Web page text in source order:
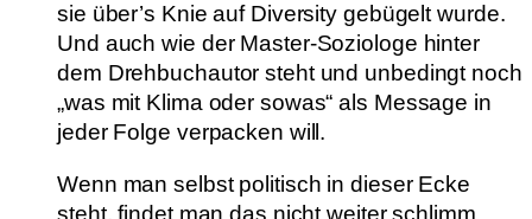
sie über’s Knie auf Diversity gebügelt wurde.
Und auch wie der Master-Soziologe hinter
dem Drehbuchautor steht und unbedingt noch
„was mit Klima oder sowas“ als Message in
jeder Folge verpacken will.
Wenn man selbst politisch in dieser Ecke
steht, findet man das nicht weiter schlimm